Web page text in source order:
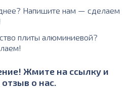
Напишите нам — сделаем
плиты алюминиевой?
Жмите на ссылку и
о нас.